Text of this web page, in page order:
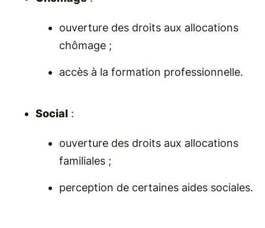
ouverture des droits aux allocations
chômage ;
accès à la formation professionnelle.
Social :
ouverture des droits aux allocations
familiales ;
perception de certaines aides sociales.